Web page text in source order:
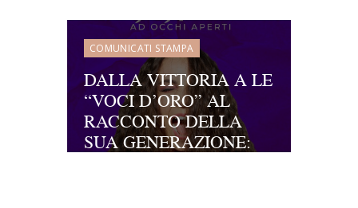
D’ESORDIO
COMUNICATI STAMPA
DALLA VITTORIA A LE
“VOCI D’ORO” AL
RACCONTO DELLA
SUA GENERAZIONE: